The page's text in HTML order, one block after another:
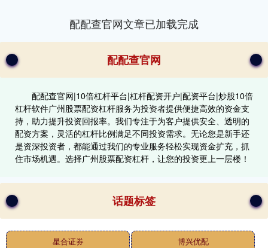
配配查官网文章已加载完成
配配查官网
配配查官网|10倍杠杆平台|杠杆配资开户|配资平台|炒股10倍
杠杆软件广州股票配资杠杆服务为投资者提供便捷高效的资金支
持，助力提升投资回报率。我们专注于为客户提供安全、透明的
配资方案，灵活的杠杆比例满足不同投资需求。无论您是新手还
是资深投资者，都能通过我们的专业服务轻松实现资金扩充，抓
住市场机遇。选择广州股票配资杠杆，让您的投资更上一层楼！
话题标签
星合证券 博兴优配